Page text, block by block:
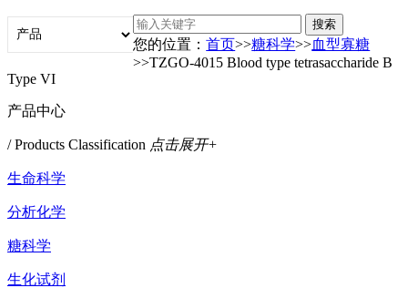
您的位置：首页>>糖科学>>血型寡糖
>>TZGO-4015 Blood type tetrasaccharide B
Type VI
产品中心
/ Products Classification 点击展开+
生命科学
分析化学
糖科学
生化试剂